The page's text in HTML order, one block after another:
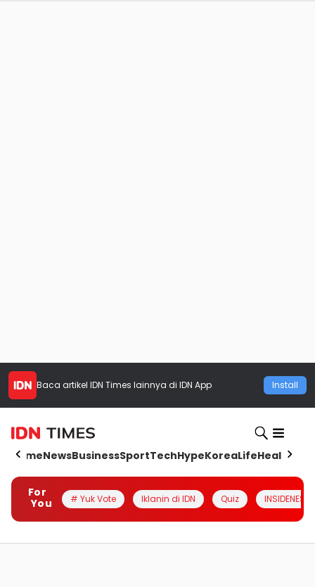
Baca artikel IDN Times lainnya di IDN App Install
HomeNewsBusinessSportTechHypeKoreaLifeHealth
For
You
# Yuk Vote Iklanin di IDN Quiz INSIDENESIA